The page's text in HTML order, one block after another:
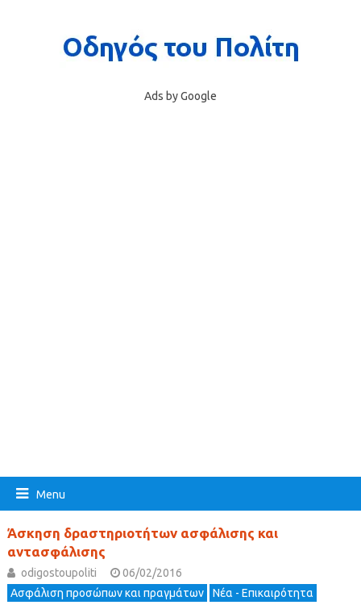
Ads by Google
Menu
Άσκηση δραστηριοτήτων ασφάλισης και
αντασφάλισης
odigostoupoliti
06/02/2016
Ασφάλιση προσώπων και πραγμάτων
Νέα - Επικαιρότητα